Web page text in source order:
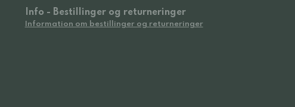
Info - Bestillinger og returneringer
Information om bestillinger og returneringer